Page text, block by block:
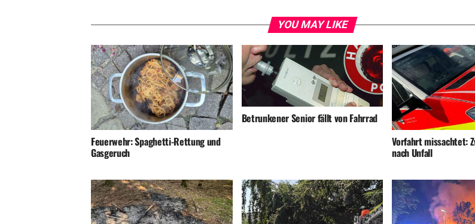
YOU MAY LIKE
Feuerwehr: Spaghetti-Rettung und
Gasgeruch
Betrunkener Senior fällt von Fahrrad
Vorfahrt missachtet:
nach Unfall